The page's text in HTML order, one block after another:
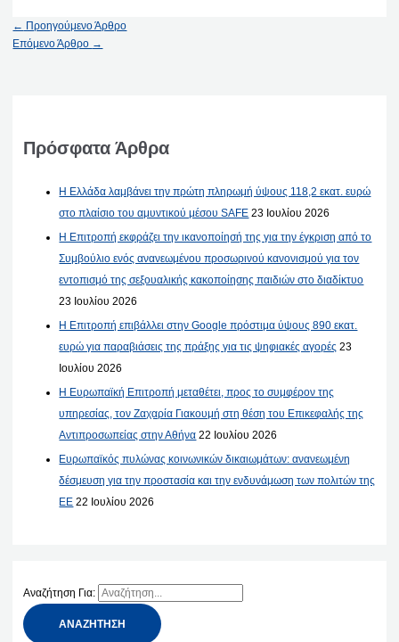
← Προηγούμενο Άρθρο
Επόμενο Άρθρο →
Πρόσφατα Άρθρα
Η Ελλάδα λαμβάνει την πρώτη πληρωμή ύψους 118,2 εκατ. ευρώ
στο πλαίσιο του αμυντικού μέσου SAFE 23 Ιουλίου 2026
Η Επιτροπή εκφράζει την ικανοποίησή της για την έγκριση από το
Συμβούλιο ενός ανανεωμένου προσωρινού κανονισμού για τον
εντοπισμό της σεξουαλικής κακοποίησης παιδιών στο διαδίκτυο
23 Ιουλίου 2026
Η Επιτροπή επιβάλλει στην Google πρόστιμα ύψους 890 εκατ.
ευρώ για παραβιάσεις της πράξης για τις ψηφιακές αγορές 23
Ιουλίου 2026
Η Ευρωπαϊκή Επιτροπή μεταθέτει, προς το συμφέρον της
υπηρεσίας, τον Ζαχαρία Γιακουμή στη θέση του Επικεφαλής της
Αντιπροσωπείας στην Αθήνα 22 Ιουλίου 2026
Ευρωπαϊκός πυλώνας κοινωνικών δικαιωμάτων: ανανεωμένη
δέσμευση για την προστασία και την ενδυνάμωση των πολιτών της
ΕΕ 22 Ιουλίου 2026
Αναζήτηση Για: